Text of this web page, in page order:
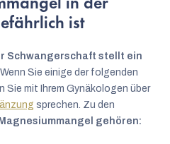
in der
ist
Schwangerschaft stellt ein
Sie einige der folgenden
mit Ihrem Gynäkologen über
sprechen. Zu den
gehören: